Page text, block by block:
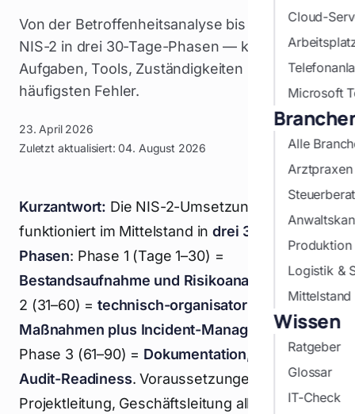
Cloud-
Microsoft
Alle
Arztpraxen
Produktion
Logistik &
Mittelstand
Wissen
Ratgeber
Glossar
IT-Check
Von der Betroffenheitsanalyse bis zum Audit:
NIS-2 in drei 30-Tage-Phasen — konkrete
Aufgaben, Tools, Zuständigkeiten und die 7
häufigsten Fehler.
23. April 2026
Zuletzt aktualisiert:04. August 2026
Kurzantwort: Die NIS-2-Umsetzung
funktioniert im Mittelstand indrei 30-Tage-
Phasen: Phase 1 (Tage 1–30) =
Bestandsaufnahme und Risikoanalyse
, Phase
2 (31–60) =technisch-organisatorische
Maßnahmen plus Incident-Management ,
Phase 3 (61–90) = Dokumentation, Schulung,
Audit-Readiness. Voraussetzungen: klare
Projektleitung, Geschäftsleitung alle zwei